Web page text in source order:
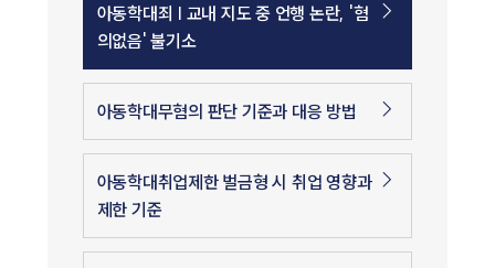
아동학대죄 | 교내 지도 중 언행 논란, '혐
의없음' 불기소
아동학대무혐의 판단 기준과 대응 방법
아동학대취업제한 벌금형 시 취업 영향과
제한 기준